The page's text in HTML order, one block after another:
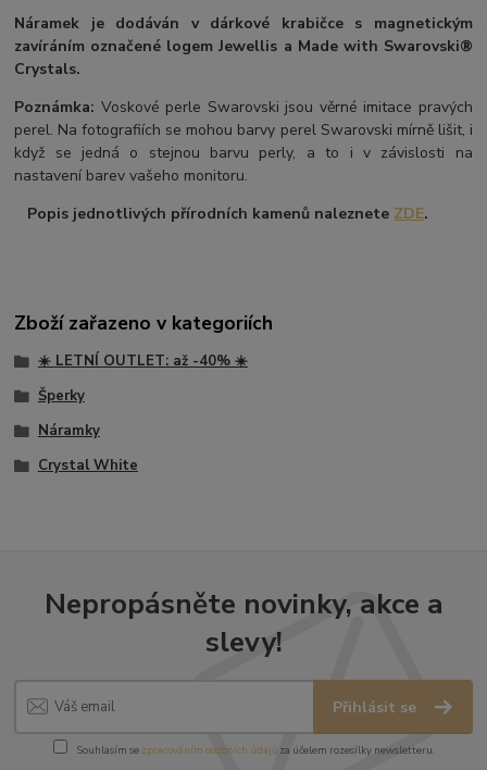
Náramek je dodáván v dárkové krabičce s magnetickým
zavíráním označené logem Jewellis a Made with Swarovski®
Crystals.
Poznámka: Voskové perle Swarovski jsou věrné imitace pravých
perel. Na fotografiích se mohou barvy perel Swarovski mírně lišit, i
když se jedná o stejnou barvu perly, a to i v závislosti na
nastavení barev vašeho monitoru.
Popis jednotlivých přírodních kamenů naleznete ZDE.
Zboží zařazeno v kategoriích
☀️ LETNÍ OUTLET: až -40% ☀️
Šperky
Náramky
Crystal White
Nepropásněte novinky, akce a
slevy!
Přihlásit se
Souhlasím se zpracováním osobních údajůza účelem rozesílky newsletteru.